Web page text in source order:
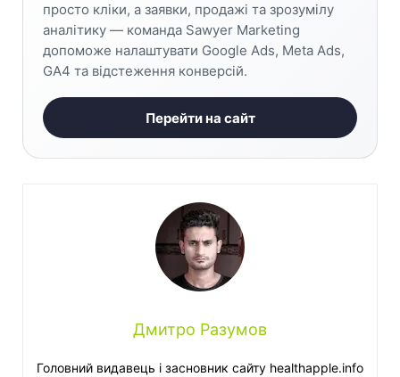
просто кліки, а заявки, продажі та зрозумілу
аналітику — команда Sawyer Marketing
допоможе налаштувати Google Ads, Meta Ads,
GA4 та відстеження конверсій.
Перейти на сайт
Дмитро Разумов
Головний видавець і засновник сайту healthapple.info